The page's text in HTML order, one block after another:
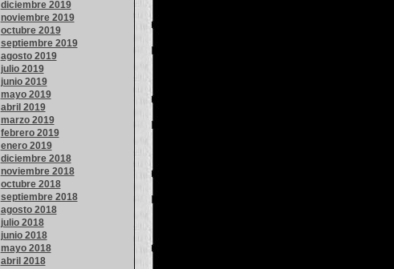
diciembre 2019
noviembre 2019
octubre 2019
septiembre 2019
agosto 2019
julio 2019
junio 2019
mayo 2019
abril 2019
marzo 2019
febrero 2019
enero 2019
diciembre 2018
noviembre 2018
octubre 2018
septiembre 2018
agosto 2018
julio 2018
junio 2018
mayo 2018
abril 2018